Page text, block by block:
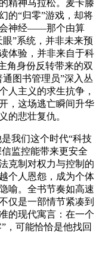
精神马拉松。麦卡滕
的“归零”游戏，却将
会神经——那个由算
”系统，并非未来预
体验，并非来自于科
角身份反转带来的双
图书管理员”深入丛
人主义的求生抗争，
，这场逃亡瞬间升华
的悲壮复仇。
我们这个时代“科技
监控能带来更安全
克制对权力与控制的
个人恩怨，成为个体
喻。全书节奏如高速
仅是一部情节紧凑到
的现代寓言：在一个
，可能恰恰是他找回